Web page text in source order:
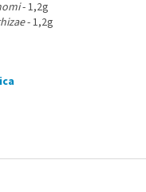
- 1,2g
- 1,2g